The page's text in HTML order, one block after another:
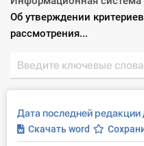
Получить
Главная ИС
Формы
Текущий:
Об утверждении
рассмотрения...
Дата последней редакции
Скачать word